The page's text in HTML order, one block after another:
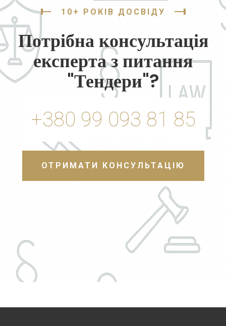
10+ РОКІВ ДОСВІДУ
Потрібна консультація
експерта з питання
"Тендери"?
+380 99 093 81 85
ОТРИМАТИ КОНСУЛЬТАЦІЮ